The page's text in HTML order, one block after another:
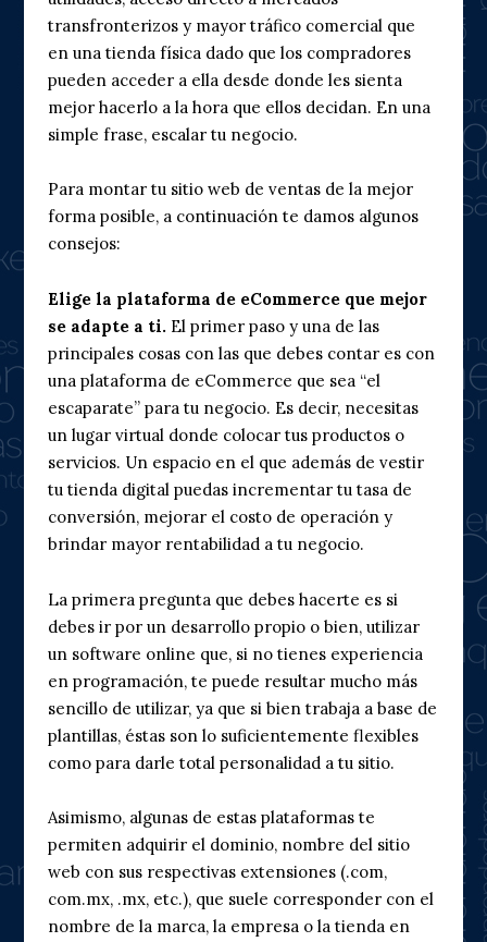
transfronterizos y mayor tráfico comercial que
en una tienda física dado que los compradores
pueden acceder a ella desde donde les sienta
mejor hacerlo a la hora que ellos decidan. En una
simple frase, escalar tu negocio.
Para montar tu sitio web de ventas de la mejor
forma posible, a continuación te damos algunos
consejos:
Elige la plataforma de eCommerce que mejor
se adapte a ti. El primer paso y una de las
principales cosas con las que debes contar es con
una plataforma de eCommerce que sea “el
escaparate” para tu negocio. Es decir, necesitas
un lugar virtual donde colocar tus productos o
servicios. Un espacio en el que además de vestir
tu tienda digital puedas incrementar tu tasa de
conversión, mejorar el costo de operación y
brindar mayor rentabilidad a tu negocio.
La primera pregunta que debes hacerte es si
debes ir por un desarrollo propio o bien, utilizar
un software online que, si no tienes experiencia
en programación, te puede resultar mucho más
sencillo de utilizar, ya que si bien trabaja a base de
plantillas, éstas son lo suficientemente flexibles
como para darle total personalidad a tu sitio.
Asimismo, algunas de estas plataformas te
permiten adquirir el dominio, nombre del sitio
web con sus respectivas extensiones (.com,
com.mx, .mx, etc.), que suele corresponder con el
nombre de la marca, la empresa o la tienda en